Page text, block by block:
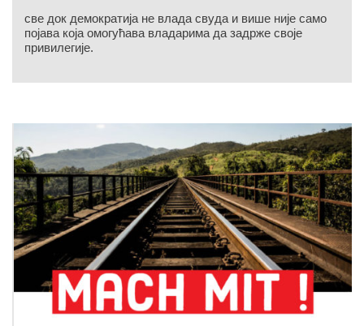
све док демократија не влада свуда и више није само
појава која омогућава владарима да задрже своје
привилегије.